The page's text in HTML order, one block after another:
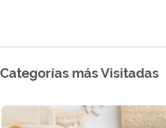
Categorías más Visitadas